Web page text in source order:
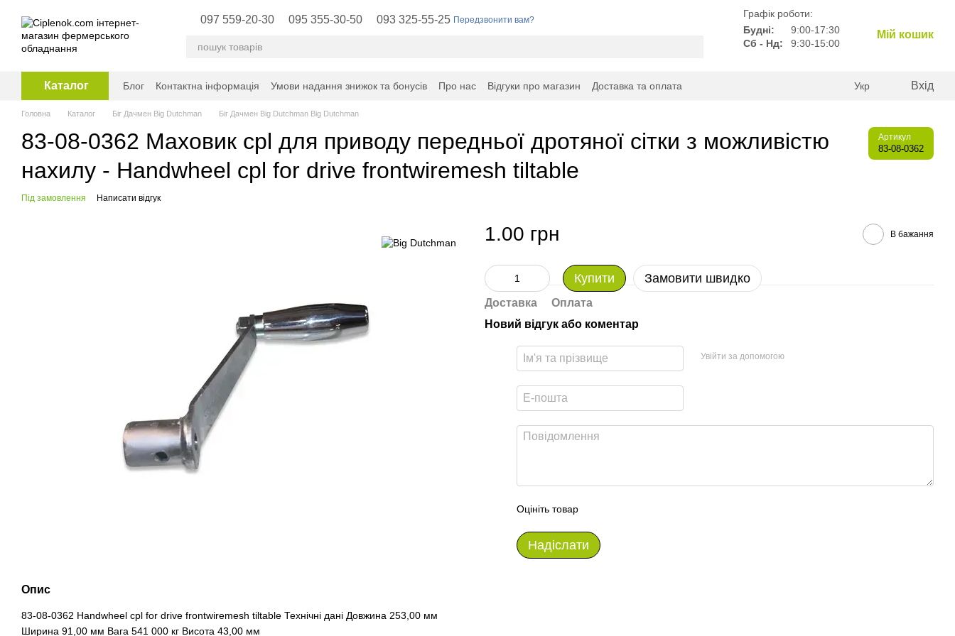
097 559-20-30 095 355-30-50 093 325-55-25 Передзвонити вам?
Графік роботи:
Будні:
9:00-17:30
Сб - Нд:
9:30-15:00
Мій кошик
Каталог Блог Контактна інформація Умови надання знижок та бонусів Про нас Відгуки про магазин Доставка та оплата Укр Вхід
Головна Каталог Біг Дачмен Big Dutchman Біг Дачмен Big Dutchman Big Dutchman
83-08-0362 Маховик cpl для приводу передньої дротяної сітки з можливістю
нахилу - Handwheel cpl for drive frontwiremesh tiltable
Артикул
83-08-0362
Під замовлення Написати відгук
Опис
83-08-0362 Handwheel cpl for drive frontwiremesh tiltable Технічні дані Довжина 253,00 мм
Ширина 91,00 мм Вага 541 000 кг Висота 43,00 мм
1.00 грн В бажання
Купити Замовити швидко
Доставка
Оплата
Новий відгук або коментар
Увійти за допомогою
Оцініть товар
Надіслати